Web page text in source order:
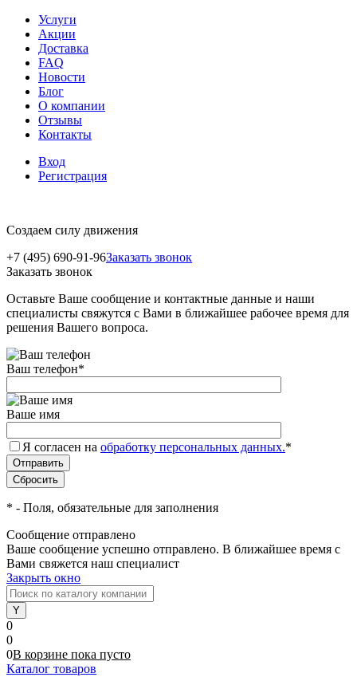
Услуги
Акции
Доставка
FAQ
Новости
Блог
О компании
Отзывы
Контакты
Вход
Регистрация
Создаем силу движения
+7 (495) 690-91-96Заказать звонок
Заказать звонок
Оставьте Ваше сообщение и контактные данные и наши
специалисты свяжутся с Вами в ближайшее рабочее время для
решения Вашего вопроса.
Ваш телефон*
Ваше имя
Я согласен на обработку персональных данных.*
* - Поля, обязательные для заполнения
Сообщение отправлено
Ваше сообщение успешно отправлено. В ближайшее время с
Вами свяжется наш специалист
Закрыть окно
0
0
0В корзине пока пусто
Каталог товаров